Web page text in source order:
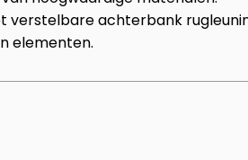
verstelbare achterbank
elementen.